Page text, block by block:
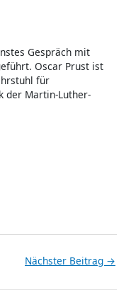
Gespräch mit
Oscar Prust ist
für
der Martin-Luther-
Nächster Beitrag →